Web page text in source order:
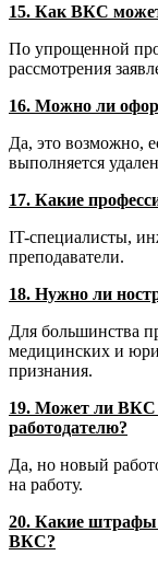
15. Как ВКС
По упрощенной
рассмотрения
16. Можно ли
Да, это возможно,
выполняется
17. Какие
IT-специалисты,
преподаватели.
18. Нужно ли
Для большинства
медицинских и
признания.
19. Может ли ВКС
работодателю?
Да, но новый
на работу.
20. Какие штрафы
ВКС?